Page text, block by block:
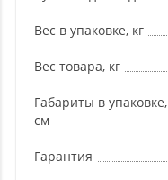
Вес в упаковке, кг
Вес товара, кг
Габариты в упаковке,
см
Гарантия